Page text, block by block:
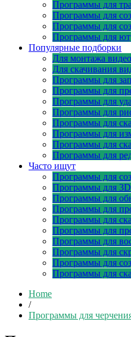
Программы для
Программы для
Программы для
Программы для
Популярные подборки
Для монтажа видео
Для скачивания
Программы для
Программы для
Программы для
Программы для
Программы для
Программы для
Программы для
Программы для
Часто ищут
Программы для
Программы для
Программы для
Программы для
Программы для
Программы для
Программы для
Программы для
Программы для
Программы для
Home
/
Программы для